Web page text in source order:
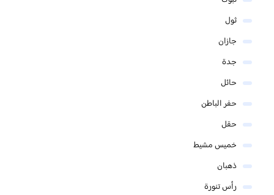
ثول
جازان
جدة
حائل
حفر الباطن
حقل
خميس مشيط
ذهبان
رأس تنورة